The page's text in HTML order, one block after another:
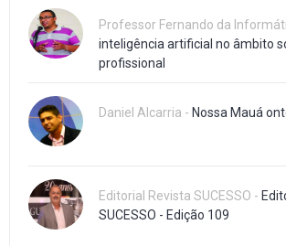
Professor Fernando da
inteligência artificial no âmbito
profissional
Daniel Alcarria - Nossa Mauá
Editorial Revista SUCESSO -
SUCESSO - Edição 109